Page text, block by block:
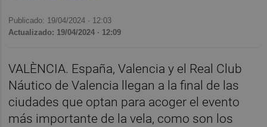
Publicado: 19/04/2024 · 12:03
Actualizado: 19/04/2024 · 12:09
VALÈNCIA. España, Valencia y el Real Club
Náutico de Valencia llegan a la final de las
ciudades que optan para acoger el evento
más importante de la vela, como son los